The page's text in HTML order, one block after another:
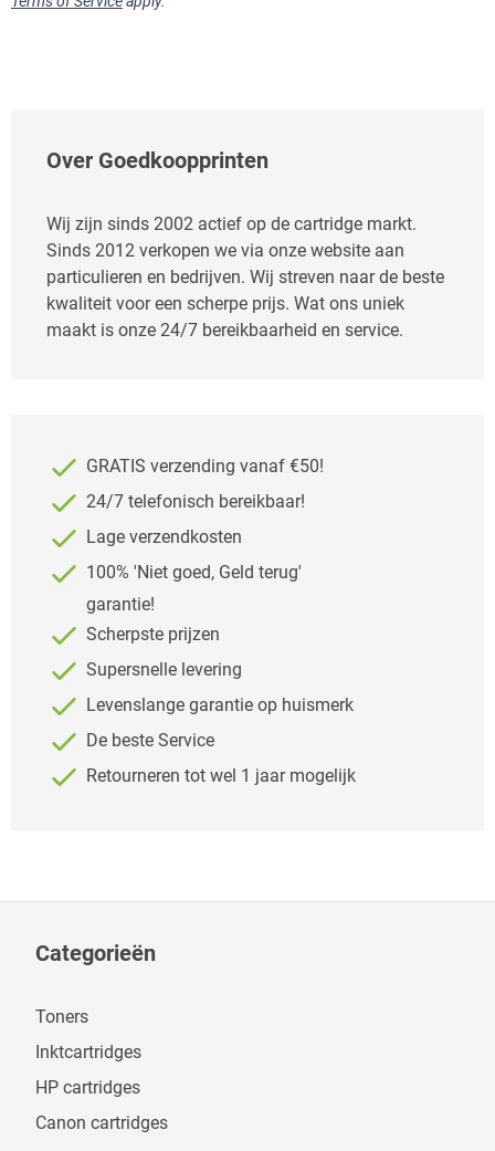
Over Goedkoopprinten
Wij zijn sinds 2002 actief op de cartridge markt.
Sinds 2012 verkopen we via onze website aan
particulieren en bedrijven. Wij streven naar de beste
kwaliteit voor een scherpe prijs. Wat ons uniek
maakt is onze 24/7 bereikbaarheid en service.
GRATIS verzending vanaf €50!
24/7 telefonisch bereikbaar!
Lage verzendkosten
100% 'Niet goed, Geld terug'
garantie!
Scherpste prijzen
Supersnelle levering
Levenslange garantie op huismerk
De beste Service
Retourneren tot wel 1 jaar mogelijk
Categorieën
Toners
Inktcartridges
HP cartridges
Canon cartridges